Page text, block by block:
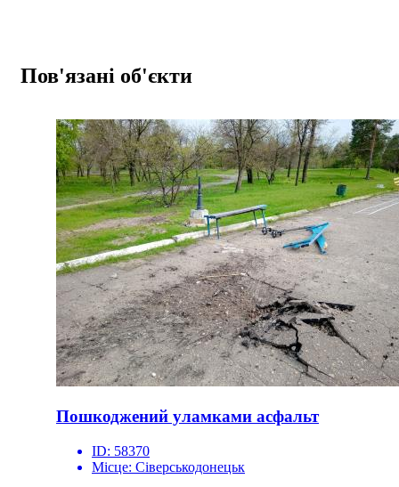
Пов'язані об'єкти
Пошкоджений уламками асфальт
ID: 58370
Місце: Сіверськодонецьк